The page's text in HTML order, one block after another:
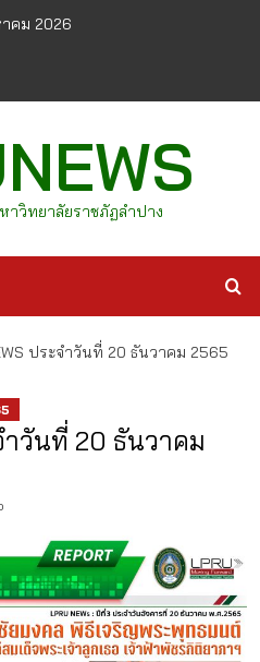
คม 2026
าวิทยาลัยราชภัฏลำปาง
ประจำวันที่ 20 ธันวาคม 2565
ำวันที่ 20 ธันวาคม